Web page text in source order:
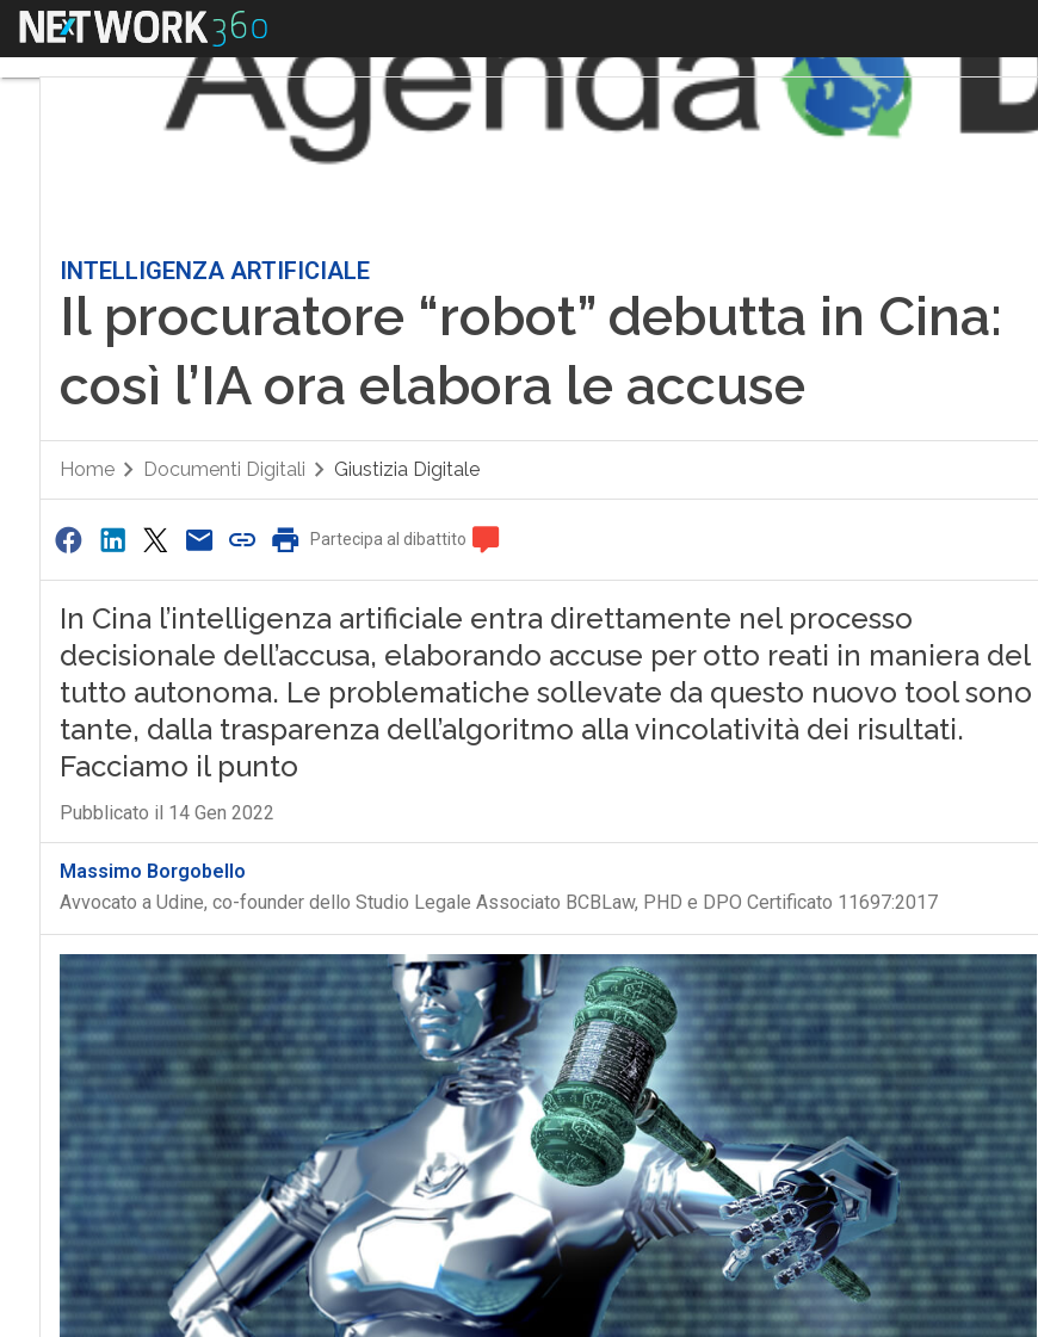
Menu
INTELLIGENZA ARTIFICIALE
Il procuratore “robot” debutta in Cina:
così l’IA ora elabora le accuse
Home Documenti Digitali Giustizia Digitale
Partecipa al dibattito
In Cina l’intelligenza artificiale entra direttamente nel processo
decisionale dell’accusa, elaborando accuse per otto reati in maniera del
tutto autonoma. Le problematiche sollevate da questo nuovo tool sono
tante, dalla trasparenza dell’algoritmo alla vincolatività dei risultati.
Facciamo il punto
Pubblicato il 14 Gen 2022
Massimo Borgobello
Avvocato a Udine, co-founder dello Studio Legale Associato BCBLaw, PHD e DPO Certificato 11697:2017
B big data